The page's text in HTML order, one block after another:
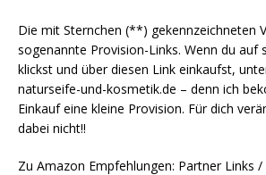
Die mit Sternchen (**) gekennzeichneten
sogenannte Provision-Links. Wenn du auf
klickst und über diesen Link einkaufst,
naturseife-und-kosmetik.de – denn ich
Einkauf eine kleine Provision. Für dich
dabei nicht!!
Zu Amazon Empfehlungen: Partner Links